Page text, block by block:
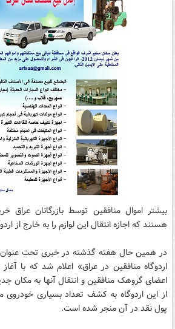
بیشتر اموال منافقین توسط بازرگانان عراق
هستند که اجازه انتقال این لوازم را به خارج از
در همین حال هفته گذشته در خبری تحت
اردوگاه منافقین در عراق» اعلام شد که با
اعضای گروهک منافقین و انتقال آنها به مکان
از این اردوگاه به کشف تعداد بسیاری
پول نقد در آن منجر شده است.